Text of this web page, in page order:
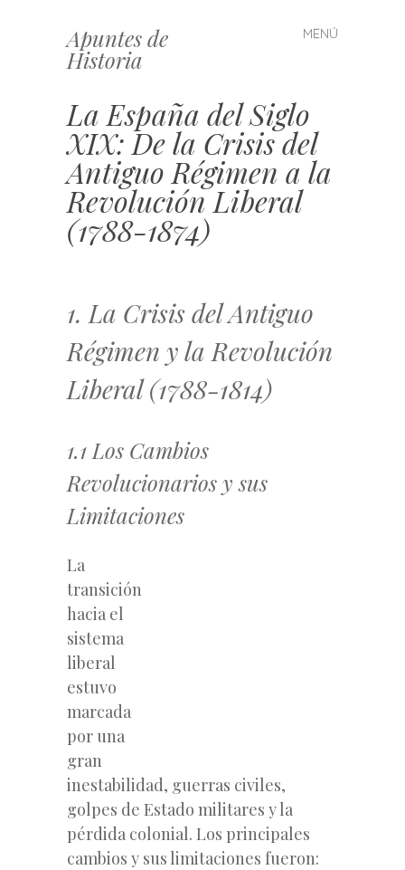
Apuntes de
Historia
MENÚ
Saltar
al
La España del Siglo
XIX: De la Crisis del
Antiguo Régimen a la
Revolución Liberal
(1788-1874)
1. La Crisis del Antiguo
Régimen y la Revolución
Liberal (1788-1814)
1.1 Los Cambios
Revolucionarios y sus
Limitaciones
La
transición
hacia el
sistema
liberal
estuvo
marcada
por una
gran
inestabilidad, guerras civiles,
golpes de Estado militares y la
pérdida colonial. Los principales
cambios y sus limitaciones fueron: